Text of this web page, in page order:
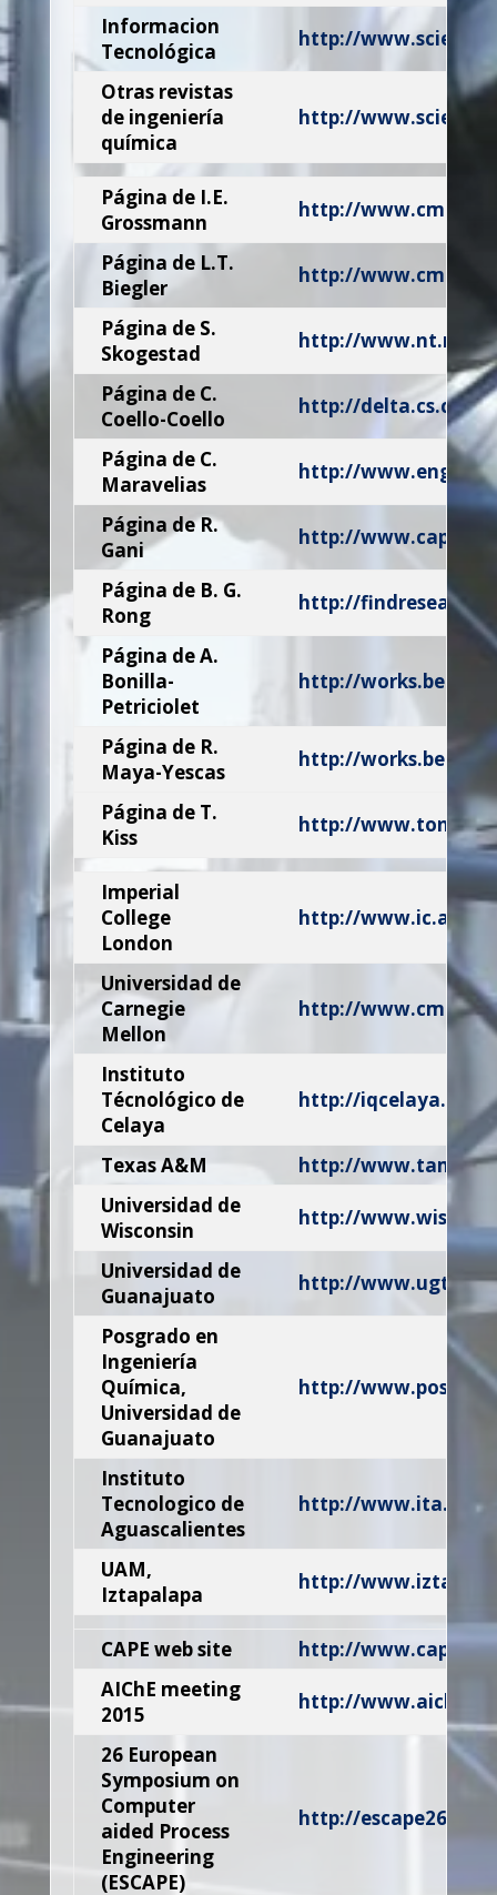
Informacion
Tecnológica
http://www.scielo.cl/
Otras revistas
de ingeniería
química
http://
Página de I.E.
Grossmann
http://
Página de L.T.
Biegler
http://
Página de S.
Skogestad
http://
Página de C.
Coello-Coello
http://
Página de C.
Maravelias
http://
Página de R.
Gani
http://
Página de B. G.
Rong
http://
Página de A.
Bonilla-
Petriciolet
http://
Página de R.
Maya-Yescas
http://
Página de T.
Kiss
http://
Imperial
College
London
http://www.ic.ac.uk/
Universidad de
Carnegie
Mellon
http://
Instituto
Técnológico de
Celaya
http://
Texas A&M
http://
Universidad de
Wisconsin
http://www.wisc.edu
Universidad de
Guanajuato
http://
Posgrado en
Ingeniería
Química,
Universidad de
Guanajuato
http://
Instituto
Tecnologico de
Aguascalientes
http://www.ita.mx/
UAM,
Iztapalapa
http://
CAPE web site
http://www.cape-
AIChE meeting
2015
http://
26 European
Symposium on
Computer
aided Process
Engineering
(ESCAPE)
http://